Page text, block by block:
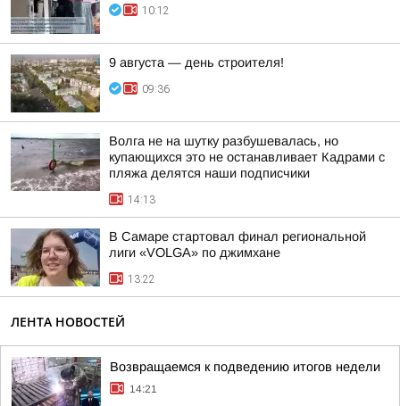
10:12
9 августа — день строителя!
09:36
Волга не на шутку разбушевалась, но
купающихся это не останавливает Кадрами с
пляжа делятся наши подписчики
14:13
В Самаре стартовал финал региональной
лиги «VOLGA» по джимхане
13:22
ЛЕНТА НОВОСТЕЙ
Возвращаемся к подведению итогов недели
14:21